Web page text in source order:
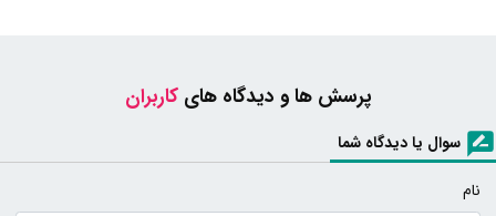
پرسش ها و دیدگاه هایکاربران
سوال یا دیدگاه شما
نام